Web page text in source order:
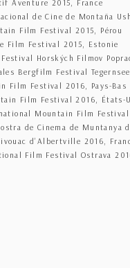
Aventure 2015, France
de Cine de Montaña
Film Festival 2015, Pérou
Film Festival 2015, Estonie
Horských Filmov
Bergfilm Festival
Film Festival 2016, Pays-Bas
Film Festival 2016, États-
Mountain Film
de Cinema de Muntanya
d’Albertville 2016,
Film Festival Ostrava